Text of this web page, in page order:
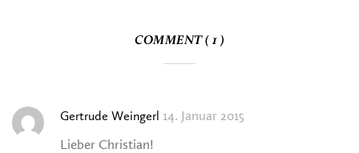
COMMENT ( 1 )
Gertrude Weingerl 14. Januar 2015
Lieber Christian!